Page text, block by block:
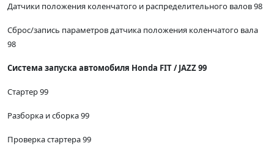
Датчики положения коленчатого и распределительного валов 98
Сброс/запись параметров датчика положения коленчатого вала
98
Система запуска автомобиля Honda FIT / JAZZ 99
Стартер 99
Разборка и сборка 99
Проверка стартера 99